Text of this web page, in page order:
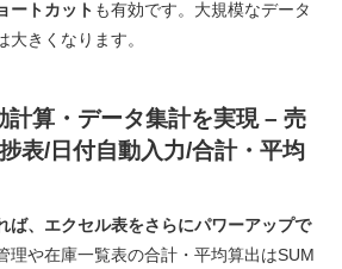
ートカット も有効です。大規模なデータ
きくなります。
計算・データ集計を実現 – 売
表/日付自動入力/合計・平均
ば、エクセル表をさらにパワーアップで
理や在庫一覧表の合計・平均算出はSUM